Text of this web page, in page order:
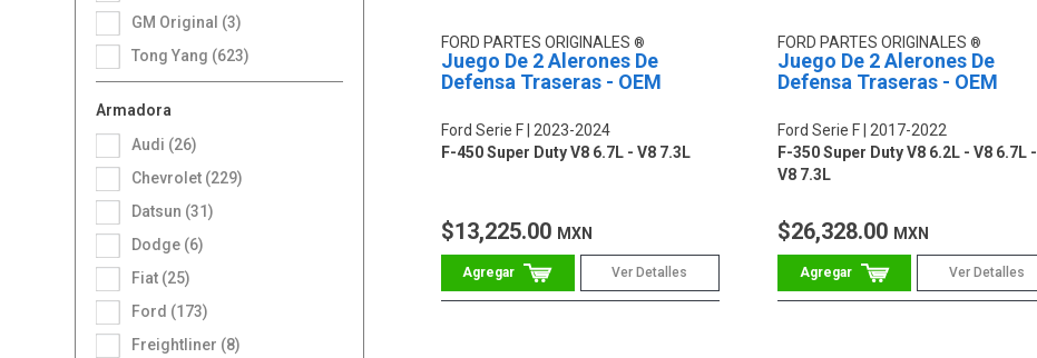
GM Original (3)
Tong Yang (623)
Armadora
Audi (26)
Chevrolet (229)
Datsun (31)
Dodge (6)
Fiat (25)
Ford (173)
Freightliner (8)
FORD PARTES ORIGINALES
Juego De 2 Alerones De
Defensa Traseras - OEM
Ford Serie F
2023-2024
F-450 Super Duty V8 6.7L - V8 7.3L
$13,225.00 MXN
Ver Detalles
FORD PARTES ORIGINALES
Juego De 2 Alerones De
Defensa Traseras - OEM
Ford Serie F
2017-2022
F-350 Super Duty V8 6.2L - V8 6.7L -
V8 7.3L
$26,328.00 MXN
Ver Detalles